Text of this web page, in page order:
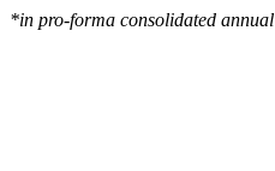
*in pro-forma consolidated annual